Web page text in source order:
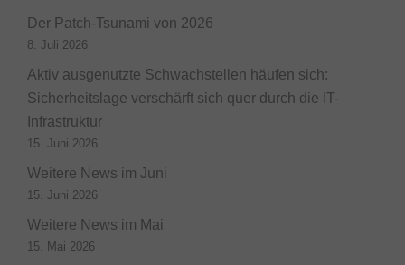
Der Patch-Tsunami von 2026
8. Juli 2026
Aktiv ausgenutzte Schwachstellen häufen sich:
Sicherheitslage verschärft sich quer durch die IT-
Infrastruktur
15. Juni 2026
Weitere News im Juni
15. Juni 2026
Weitere News im Mai
15. Mai 2026